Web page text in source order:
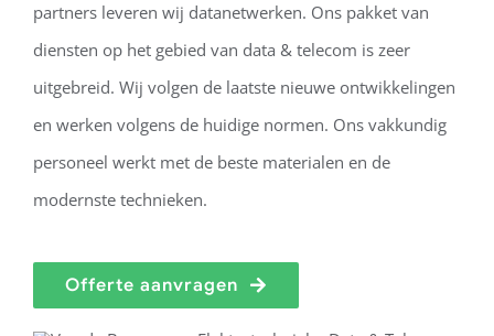
partners leveren wij datanetwerken. Ons pakket van
diensten op het gebied van data & telecom is zeer
uitgebreid. Wij volgen de laatste nieuwe ontwikkelingen
en werken volgens de huidige normen. Ons vakkundig
personeel werkt met de beste materialen en de
modernste technieken.
Offerte aanvragen